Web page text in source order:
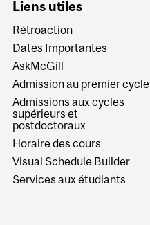
Liens utiles
Rétroaction
Dates Importantes
AskMcGill
Admission au premier cycle
Admissions aux cycles
supérieurs et
postdoctoraux
Horaire des cours
Visual Schedule Builder
Services aux étudiants